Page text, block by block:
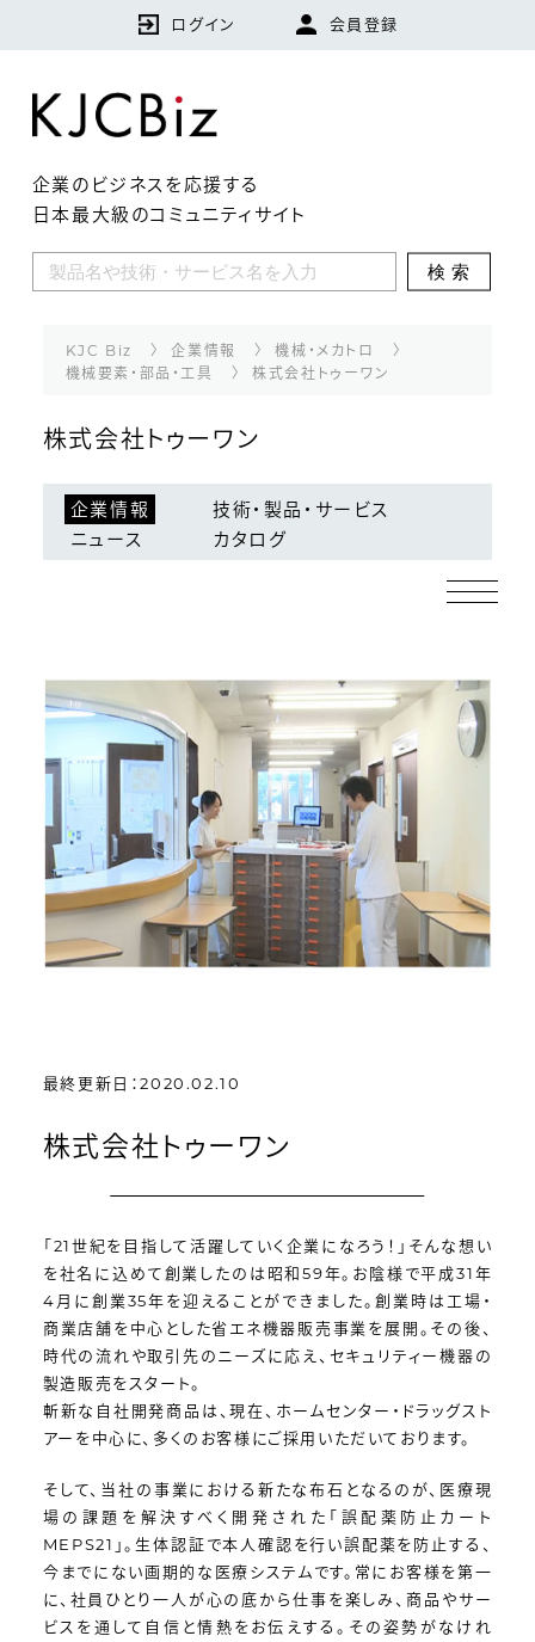
ログイン 会員登録
企業のビジネスを応援する
日本最大級のコミュニティサイト
検索
KJCBizとは
特集
企業
KJC Biz 企業情報
機械・メカトロ
機械要素・部品・工具
株式会社トゥーワン
株式会社トゥーワン
企業情報
技術・製品・サービス
ニュース
カタログ
最終更新日：2020.02.10
株式会社トゥーワン
「21世紀を目指して活躍していく企業になろう！」そんな想い
を社名に込めて創業したのは昭和59年。お陰様で平成31年
4月に創業35年を迎えることができました。創業時は工場・
商業店舗を中心とした省エネ機器販売事業を展開。その後、
時代の流れや取引先のニーズに応え、セキュリティー機器の
製造販売をスタート。
斬新な自社開発商品は、現在、ホームセンター・ドラッグスト
アーを中心に、多くのお客様にご採用いただいております。
そして、当社の事業における新たな布石となるのが、医療現
場の課題を解決すべく開発された「誤配薬防止カート
MEPS21」。生体認証で本人確認を行い誤配薬を防止する、
今までにない画期的な医療システムです。常にお客様を第一
に、社員ひとり一人が心の底から仕事を楽しみ、商品やサー
ビスを通して自信と情熱をお伝えする。その姿勢がなけれ